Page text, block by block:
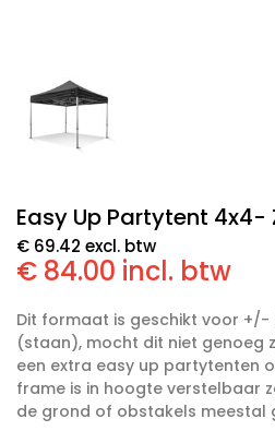
Easy Up Partytent 4x4-
€ 69.42 excl. btw
€ 84.00 incl. btw
Dit formaat is geschikt voor +/-
(staan), mocht dit niet genoeg
een extra easy up partytenten
frame is in hoogte verstelbaar
de grond of obstakels meestal